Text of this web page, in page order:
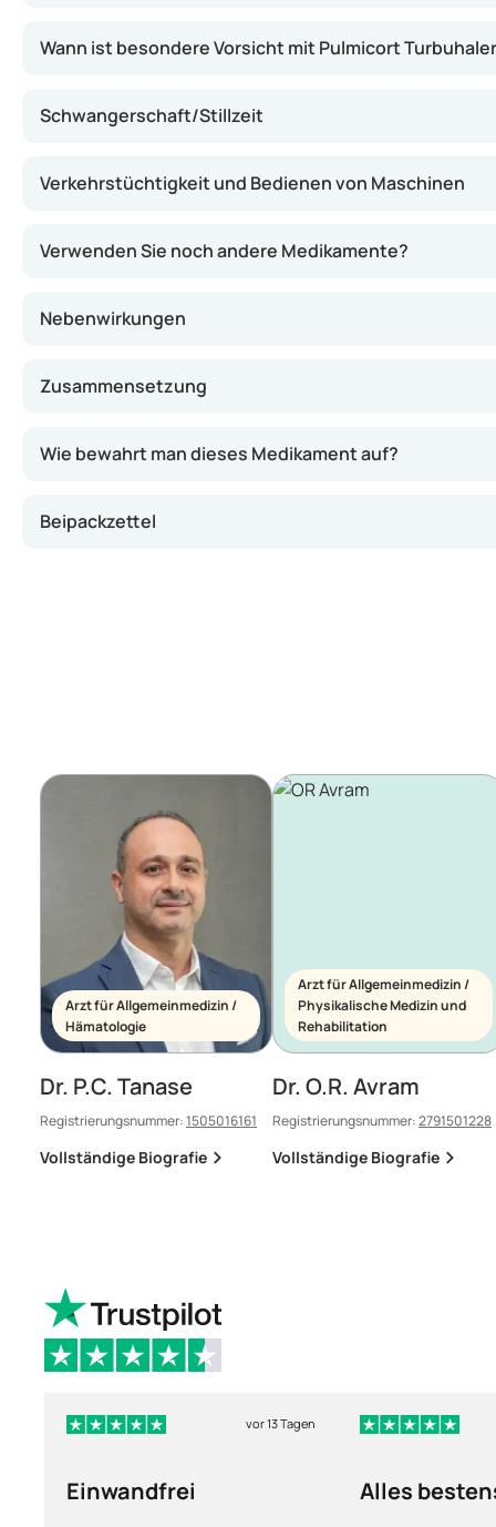
Wann ist besondere Vorsicht mit Pulmicort
Schwangerschaft/Stillzeit
Verkehrstüchtigkeit und Bedienen von Maschinen
Verwenden Sie noch andere Medikamente?
Nebenwirkungen
Zusammensetzung
Wie bewahrt man dieses Medikament auf?
Beipackzettel
Arzt für Allgemeinmedizin /
Hämatologie
Dr. P.C. Tanase
Registrierungsnummer:1505016161
Vollständige Biografie
Arzt für Allgemeinmedizin /
Physikalische Medizin und
Rehabilitation
Dr. O.R. Avram
Registrierungsnummer:2791501228
Vollständige Biografie
vor 13 Tagen
Einwandfrei Alles